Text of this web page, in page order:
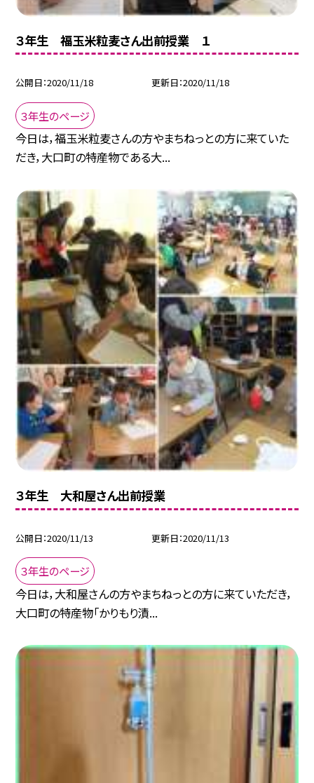
３年生 福玉米粒麦さん出前授業 １
公開日 2020/11/18 更新日 2020/11/18
３年生のページ
今日は，福玉米粒麦さんの方やまちねっとの方に来ていた
だき，大口町の特産物である大...
３年生 大和屋さん出前授業
公開日 2020/11/13 更新日 2020/11/13
３年生のページ
今日は，大和屋さんの方やまちねっとの方に来ていただき，
大口町の特産物「かりもり漬...